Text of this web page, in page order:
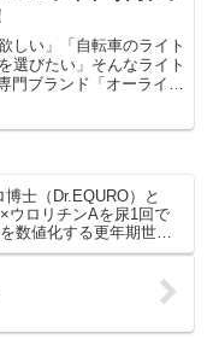
しい」「自転車のライト
選びたい」そんなライト
門ブランド「オーライ
博士（Dr.EQURO）と
ウロリチンAを尿1回で
数値化する更年期世代
を徹底解説！